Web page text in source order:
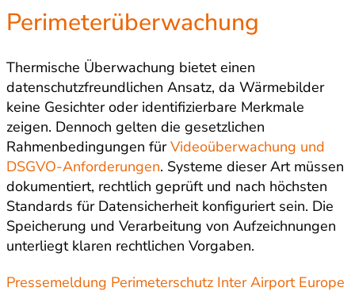
Perimeterüberwachung
Thermische Überwachung bietet einen
datenschutzfreundlichen Ansatz, da Wärmebilder
keine Gesichter oder identifizierbare Merkmale
zeigen. Dennoch gelten die gesetzlichen
Rahmenbedingungen fürVideoüberwachung und
DSGVO-Anforderungen. Systeme dieser Art müssen
dokumentiert, rechtlich geprüft und nach höchsten
Standards für Datensicherheit konfiguriert sein. Die
Speicherung und Verarbeitung von Aufzeichnungen
unterliegt klaren rechtlichen Vorgaben.
Pressemeldung Perimeterschutz Inter Airport Europe